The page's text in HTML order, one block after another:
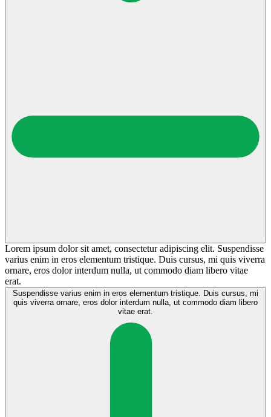
Lorem ipsum dolor sit amet, consectetur adipiscing elit. Suspendisse
varius enim in eros elementum tristique. Duis cursus, mi quis viverra
ornare, eros dolor interdum nulla, ut commodo diam libero vitae
erat.
Suspendisse varius enim in eros elementum tristique. Duis cursus, mi
quis viverra ornare, eros dolor interdum nulla, ut commodo diam libero
vitae erat.